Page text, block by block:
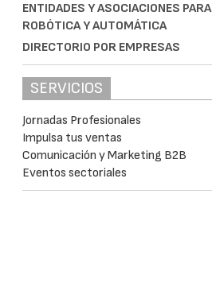
ENTIDADES Y ASOCIACIONES PARA
ROBÓTICA Y AUTOMÁTICA
DIRECTORIO POR EMPRESAS
SERVICIOS
Jornadas Profesionales
Impulsa tus ventas
Comunicación y Marketing B2B
Eventos sectoriales